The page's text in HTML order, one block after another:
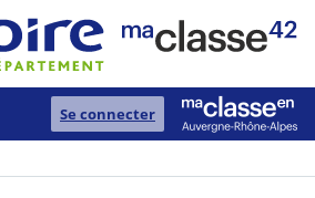
Se connecter